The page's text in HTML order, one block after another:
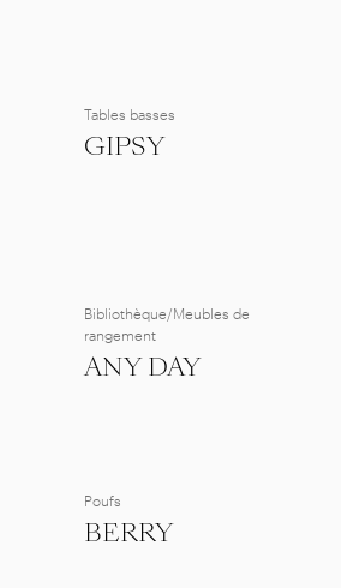
Tables basses
GIPSY
Bibliothèque/Meubles de
rangement
ANY DAY
Poufs
BERRY